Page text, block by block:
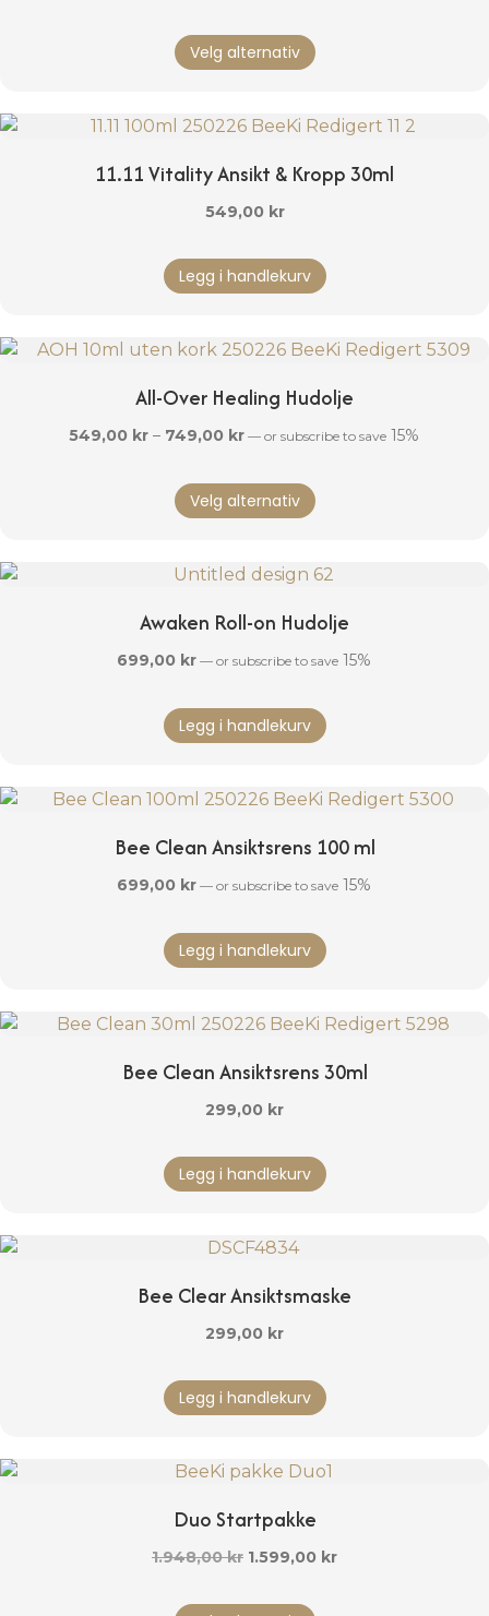
til
979,00 kr
Velg alternativ
produktet
varianter.
kan
11.11 Vitality Ansikt & Kropp 30ml
549,00 kr
Legg i handlekurv
All-Over Healing Hudolje
549,00 kr – 749,00 krPrisområde:
til
749,00 kr
—or subscribe to save 15%
Velg alternativ
produktet
varianter.
kan
velges
Awaken Roll-on Hudolje
699,00 kr —or subscribe to save 15%
Legg i handlekurv
Bee Clean Ansiktsrens 100 ml
699,00 kr —or subscribe to save 15%
Legg i handlekurv
Bee Clean Ansiktsrens 30ml
299,00 kr
Legg i handlekurv
Bee Clear Ansiktsmaske
299,00 kr
Legg i handlekurv
Duo Startpakke
1.948,00kr Opprinnelig
var:
1.599,00 krNåværende